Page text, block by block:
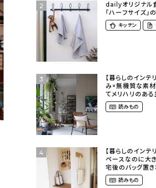
2
dailyオリジナル
「ハーフサイズ」
キッチン
3
【暮らしのインテ
み×無機質な素材
てメリハリのあ
に囲まれて暮ら
ん） 読みもの
4
【暮らしのインテ
ペースなのに大
宅後のバッグ置き
ションリノベーシ
ダワリの暮らし
読みもの